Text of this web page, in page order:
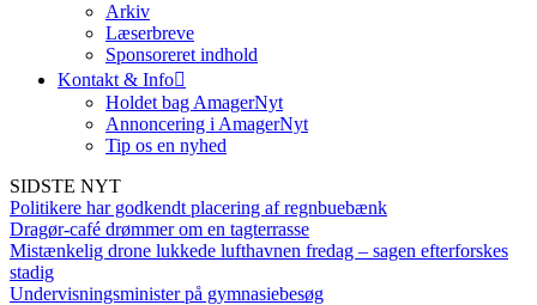
Arkiv
Læserbreve
Sponsoreret indhold
Kontakt & Info
Holdet bag AmagerNyt
Annoncering i AmagerNyt
Tip os en nyhed
SIDSTE NYT
Politikere har godkendt placering af regnbuebænk
Dragør-café drømmer om en tagterrasse
Mistænkelig drone lukkede lufthavnen fredag – sagen efterforskes
stadig
Undervisningsminister på gymnasiebesøg